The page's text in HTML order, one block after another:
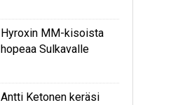
Hyroxin MM-kisoista
hopeaa Sulkavalle
Antti Ketonen keräsi